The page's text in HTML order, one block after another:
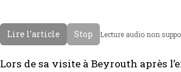
Lire l'article Stop Lecture audio non
Lors de sa visite à Beyrouth après